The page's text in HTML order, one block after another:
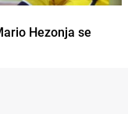
Hezonja se